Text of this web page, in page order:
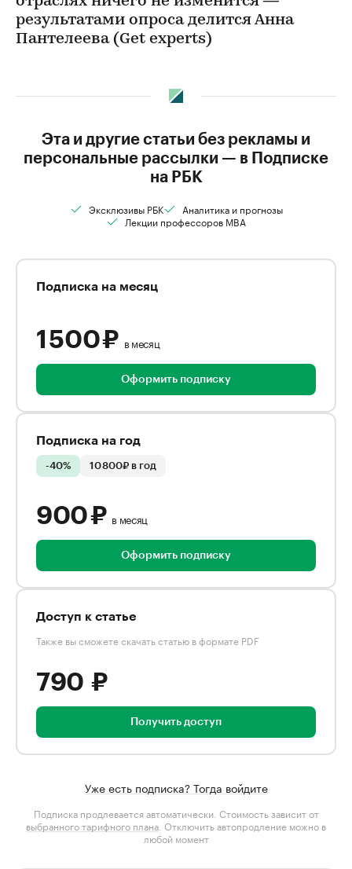
результатами опроса делится Анна
Пантелеева (Get experts)
Эта и другие статьи без рекламы и
персональные рассылки — в Подписке
на РБК
Эксклюзивы РБК
Аналитика и прогнозы
Лекции профессоров MBA
Подписка на месяц
1 500 ₽ в месяц
Оформить подписку
Подписка на год
-40% 10 800₽ в год
900 ₽ в месяц
Оформить подписку
Доступ к статье
Также вы сможете скачать статью в формате PDF
790 ₽
Получить доступ
Уже есть подписка? Тогда войдите
Подписка продлевается автоматически. Стоимость зависит от
выбранного тарифного плана . Отключить автопродление можно в
любой момент